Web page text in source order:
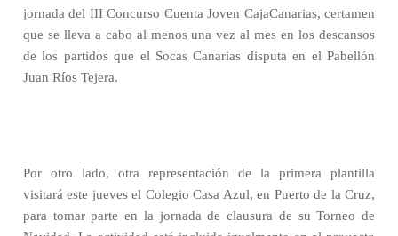
jornada del III Concurso Cuenta Joven CajaCanarias, certamen
que se lleva a cabo al menos una vez al mes en los descansos
de los partidos que el Socas Canarias disputa en el Pabellón
Juan Ríos Tejera.
Por otro lado, otra representación de la primera plantilla
visitará este jueves el Colegio Casa Azul, en Puerto de la Cruz,
para tomar parte en la jornada de clausura de su Torneo de